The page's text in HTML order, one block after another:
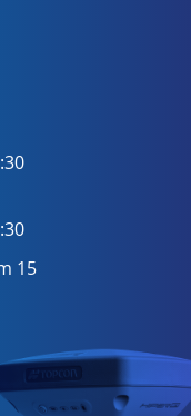
15